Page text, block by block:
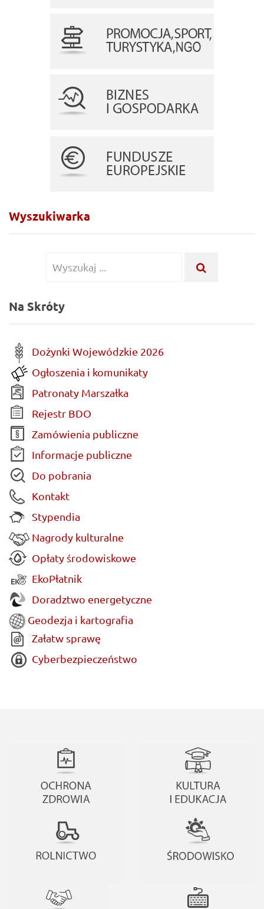
Wyszukiwarka
Wyszukiwanie
Na Skróty
Dożynki Wojewódzkie 2026
Ogłoszenia i komunikaty
Patronaty Marszałka
Rejestr BDO
Zamówienia publiczne
Informacje publiczne
Do pobrania
Kontakt
Stypendia
Nagrody kulturalne
Opłaty środowiskowe
EkoPłatnik
Doradztwo energetyczne
Geodezja i kartografia
Załatw sprawę
Cyberbezpieczeństwo